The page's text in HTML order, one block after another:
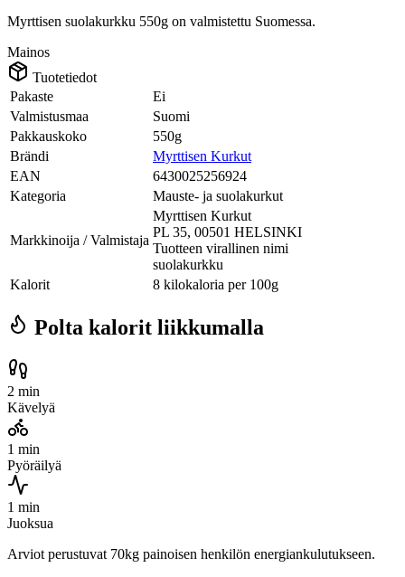
Myrttisen suolakurkku 550g on valmistettu Suomessa.
Mainos
Tuotetiedot
Pakaste
Ei
Valmistusmaa
Suomi
Pakkauskoko
550g
Brändi
Myrttisen Kurkut
EAN
6430025256924
Kategoria
Mauste- ja suolakurkut
Markkinoija / Valmistaja
Myrttisen Kurkut
PL 35, 00501 HELSINKI
Tuotteen virallinen nimi
suolakurkku
Kalorit
8 kilokaloria per 100g
Polta kalorit liikkumalla
2 min
Kävelyä
1 min
Pyöräilyä
1 min
Juoksua
Arviot perustuvat 70kg painoisen henkilön energiankulutukseen.